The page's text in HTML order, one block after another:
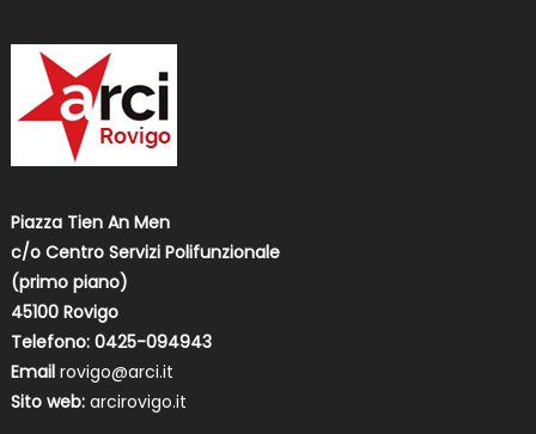
Piazza Tien An Men
c/o Centro Servizi Polifunzionale
(primo piano)
45100 Rovigo
Telefono: 0425-094943
Email rovigo@arci.it
Sito web: arcirovigo.it